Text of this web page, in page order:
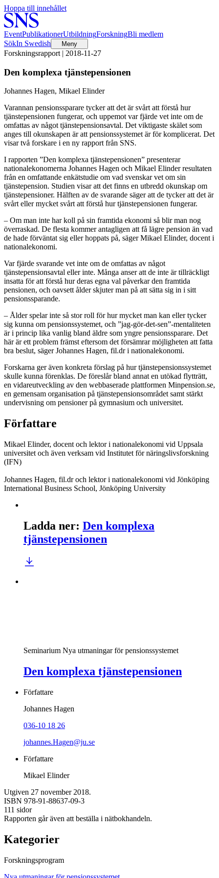
Hoppa till innehållet
EventPublikationerUtbildningForskningBli medlem
SökIn Swedish Meny
Forskningsrapport | 2018-11-27
Den komplexa tjänstepensionen
Johannes Hagen, Mikael Elinder
Varannan pensionssparare tycker att det är svårt att förstå hur
tjänstepensionen fungerar, och uppemot var fjärde vet inte om de
omfattas av något tjänstepensionsavtal. Det viktigaste skälet som
anges till okunskapen är att pensionssystemet är för komplicerat. Det
visar två forskare i en ny rapport från SNS.
I rapporten ”Den komplexa tjänstepensionen” presenterar
nationalekonomerna Johannes Hagen och Mikael Elinder resultaten
från en omfattande enkätstudie om vad svenskar vet om sin
tjänstepension. Studien visar att det finns en utbredd okunskap om
tjänstepensioner. Hälften av de svarande säger att de tycker att det är
svårt eller mycket svårt att förstå hur tjänstepensionen fungerar.
– Om man inte har koll på sin framtida ekonomi så blir man nog
överraskad. De flesta kommer antagligen att få lägre pension än vad
de hade förväntat sig eller hoppats på, säger Mikael Elinder, docent i
nationalekonomi.
Var fjärde svarande vet inte om de omfattas av något
tjänstepensionsavtal eller inte. Många anser att de inte är tillräckligt
insatta för att förstå hur deras egna val påverkar den framtida
pensionen, och oavsett ålder skjuter man på att sätta sig in i sitt
pensionssparande.
– Ålder spelar inte så stor roll för hur mycket man kan eller tycker
sig kunna om pensionssystemet, och ”jag-gör-det-sen”-mentaliteten
är i princip lika vanlig bland äldre som yngre pensionssparare. Det
här är ett problem främst eftersom det försämrar möjligheten att fatta
bra beslut, säger Johannes Hagen, fil.dr i nationalekonomi.
Forskarna ger även konkreta förslag på hur tjänstepensionssystemet
skulle kunna förenklas. De föreslår bland annat en utökad flytträtt,
en vidareutveckling av den webbaserade plattformen Minpension.se,
en gemensam organisation på tjänstepensionsområdet samt stärkt
undervisning om pensioner på gymnasium och universitet.
Författare
Mikael Elinder, docent och lektor i nationalekonomi vid Uppsala
universitet och även verksam vid Institutet för näringslivsforskning
(IFN)
Johannes Hagen, fil.dr och lektor i nationalekonomi vid Jönköping
International Business School, Jönköping University
Ladda ner: Den komplexa
tjänstepensionen
Seminarium Nya utmaningar för pensionssystemet
Den komplexa tjänstepensionen
Författare
Johannes Hagen
036-10 18 26
johannes.Hagen@ju.se
Författare
Mikael Elinder
Utgiven 27 november 2018.
ISBN 978-91-88637-09-3
111 sidor
Rapporten går även att beställa i nätbokhandeln.
Kategorier
Forskningsprogram